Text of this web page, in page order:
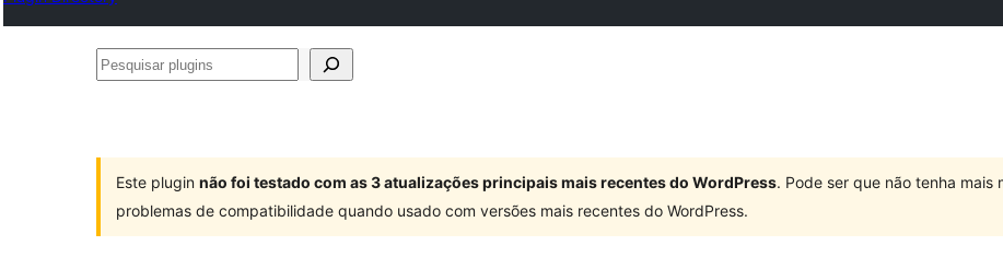
Pesquisar
Este plugin não foi testado com as 3 atualizações principais mais recentes do WordPress. Pode ser que não tenha
problemas de compatibilidade quando usado com versões mais recentes do WordPress.